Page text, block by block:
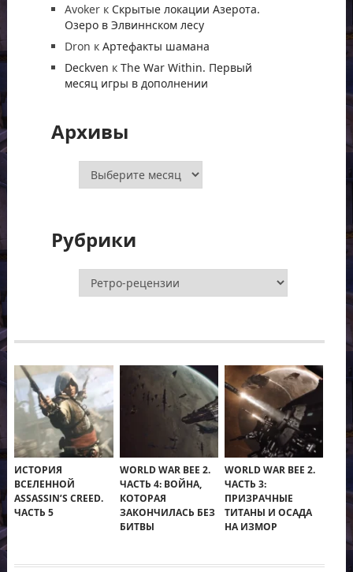
Avoker к Скрытые локации Азерота.
Озеро в Элвиннском лесу
Dron кАртефакты шамана
Deckven кThe War Within. Первый
месяц игры в дополнении
Архивы
Архивы
Рубрики
Рубрики
ИСТОРИЯ
ВСЕЛЕННОЙ
ASSASSIN’S CREED.
ЧАСТЬ 5
WORLD WAR BEE 2.
ЧАСТЬ 4: ВОЙНА,
КОТОРАЯ
ЗАКОНЧИЛАСЬ БЕЗ
БИТВЫ
WORLD WAR BEE 2.
ЧАСТЬ 3:
ПРИЗРАЧНЫЕ
ТИТАНЫ И ОСАДА
НА ИЗМОР